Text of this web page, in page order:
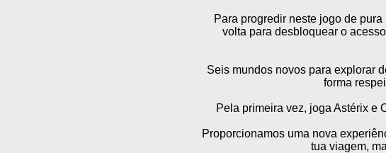
Para progredir neste jogo de
volta para desbloquear o
Seis mundos novos para explorar
forma
Pela primeira vez, joga Astérix e
Proporcionamos uma nova
tua viagem,